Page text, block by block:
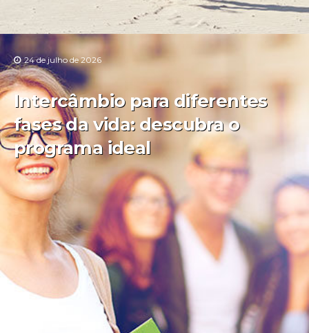
24 de julho de 2026
Intercâmbio para diferentes
fases da vida: descubra o
programa ideal